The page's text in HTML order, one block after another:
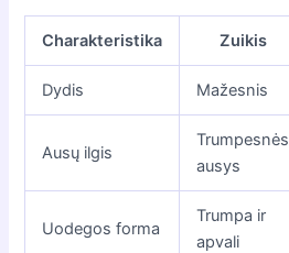
Charakteristika Zuikis
Dydis Mažesnis
Ausų ilgis
Trumpesnės
ausys
Uodegos forma
Trumpa ir
apvali